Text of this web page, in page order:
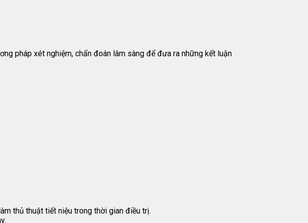
pháp xét nghiệm, chẩn đoán lâm sàng để đưa ra những kết luận
thủ thuật tiết niệu trong thời gian điều trị.